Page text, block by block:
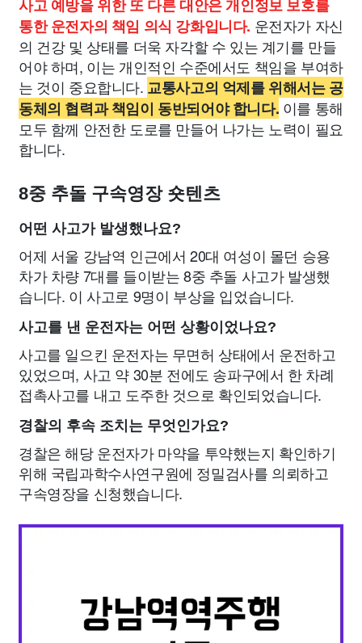
사고 예방을 위한 또 다른 대안은 개인정보 보호를
통한 운전자의 책임 의식 강화입니다. 운전자가 자신
의 건강 및 상태를 더욱 자각할 수 있는 계기를 만들
어야 하며, 이는 개인적인 수준에서도 책임을 부여하
는 것이 중요합니다. 교통사고의 억제를 위해서는 공
동체의 협력과 책임이 동반되어야 합니다. 이를 통해
모두 함께 안전한 도로를 만들어 나가는 노력이 필요
합니다.
8중 추돌 구속영장 숏텐츠
어떤 사고가 발생했나요?
어제 서울 강남역 인근에서 20대 여성이 몰던 승용
차가 차량 7대를 들이받는 8중 추돌 사고가 발생했
습니다. 이 사고로 9명이 부상을 입었습니다.
사고를 낸 운전자는 어떤 상황이었나요?
사고를 일으킨 운전자는 무면허 상태에서 운전하고
있었으며, 사고 약 30분 전에도 송파구에서 한 차례
접촉사고를 내고 도주한 것으로 확인되었습니다.
경찰의 후속 조치는 무엇인가요?
경찰은 해당 운전자가 마약을 투약했는지 확인하기
위해 국립과학수사연구원에 정밀검사를 의뢰하고
구속영장을 신청했습니다.